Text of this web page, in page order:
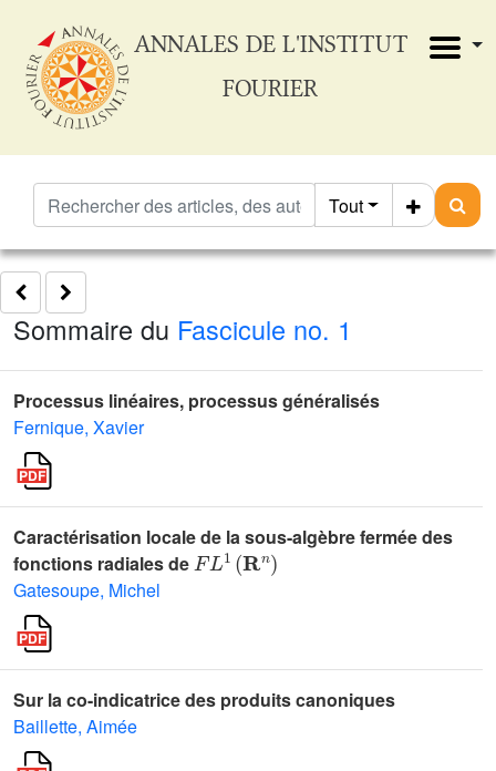
ANNALES DE L'INSTITUT
FOURIER
Tout
Sommaire du Fascicule no. 1
Processus linéaires, processus généralisés
Fernique, Xavier
Caractérisation locale de la sous-algèbre fermée des
fonctions radiales de
FL1(𝐑n)
Gatesoupe, Michel
Sur la co-indicatrice des produits canoniques
Baillette, Aimée